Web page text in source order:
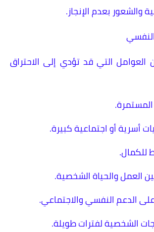
والشعور بعدم الإنجاز.
العوامل التي قد تؤدي إلى الاحتراق